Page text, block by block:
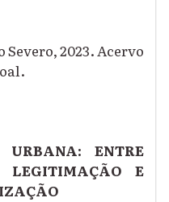
2023. Acervo
URBANA: ENTRE
LEGITIMAÇÃO E